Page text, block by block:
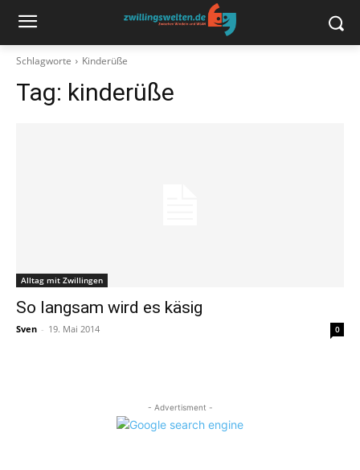
Schlagworte Kinderüße
Tag: kinderüße
Alltag mit Zwillingen
So langsam wird es käsig
Sven - 19. Mai 2014 0
- Advertisment -